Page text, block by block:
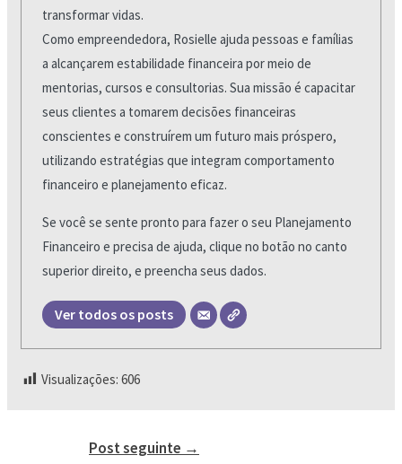
transformar vidas.
Como empreendedora, Rosielle ajuda pessoas e famílias
a alcançarem estabilidade financeira por meio de
mentorias, cursos e consultorias. Sua missão é capacitar
seus clientes a tomarem decisões financeiras
conscientes e construírem um futuro mais próspero,
utilizando estratégias que integram comportamento
financeiro e planejamento eficaz.
Se você se sente pronto para fazer o seu Planejamento
Financeiro e precisa de ajuda, clique no botão no canto
superior direito, e preencha seus dados.
Ver todos os posts
Visualizações: 606
Post seguinte →